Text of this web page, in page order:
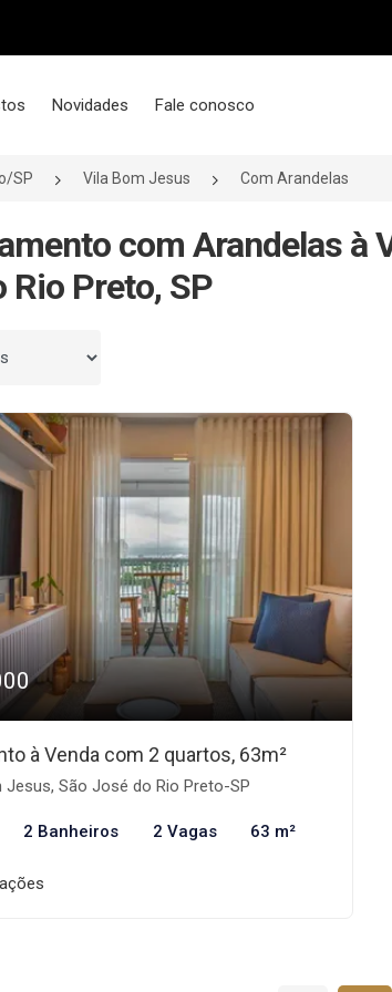
Novidades Fale conosco
SP Vila Bom Jesus Com Arandelas
com Arandelas à
Rio Preto, SP
à Venda com 2 quartos, 63m²
Jesus, São José do Rio Preto-SP
2 Banheiros 2 Vagas 63 m²